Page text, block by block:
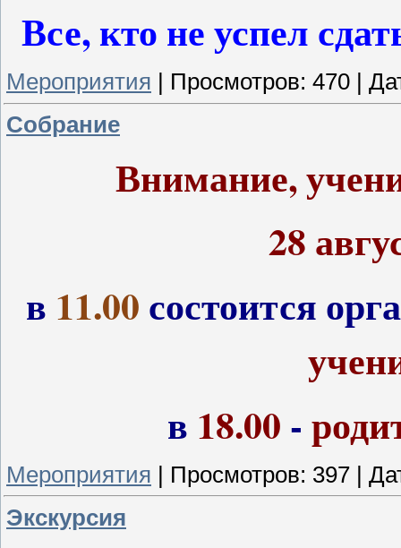
Все, кто не успел
Мероприятия Просмотров: 470
Собрание
Внимание,
28
в 11.00состоится
в 18.00-
Мероприятия Просмотров: 397
Экскурсия